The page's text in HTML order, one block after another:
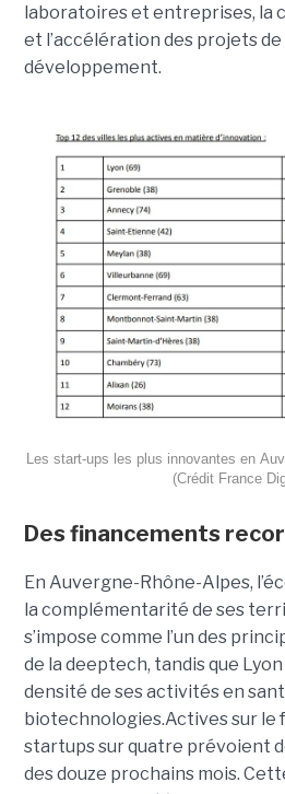
laboratoires et entreprises, la
et l’accélération des projets
développement.
Les start-ups les plus innovantes en
(Crédit France
Des financements
En Auvergne-Rhône-Alpes,
la complémentarité de ses
s’impose comme l’un des
de la deeptech, tandis que
densité de ses activités en
biotechnologies.Actives sur le
startups sur quatre prévoient
des douze prochains mois.